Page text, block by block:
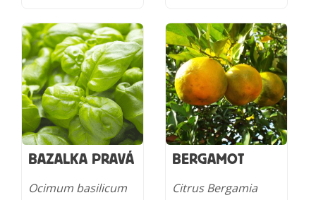
BAZALKA PRAVÁ
Ocimum basilicum
BERGAMOT
Citrus Bergamia